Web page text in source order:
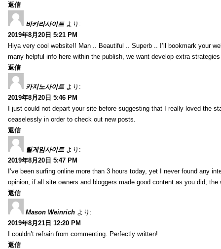
返信
바카라사이트 より:
2019年8月20日 5:21 PM
Hiya very cool website!! Man .. Beautiful .. Superb .. I’ll bookmark your
many helpful info here within the publish, we want develop extra
返信
카지노사이트 より:
2019年8月20日 5:46 PM
I just could not depart your site before suggesting that I really loved the
ceaselessly in order to check out new posts.
返信
릴게임사이트 より:
2019年8月20日 5:47 PM
I’ve been surfing online more than 3 hours today, yet I never found any
opinion, if all site owners and bloggers made good content as you did,
返信
Mason Weinrich より:
2019年8月21日 12:20 PM
I couldn’t refrain from commenting. Perfectly written!
返信